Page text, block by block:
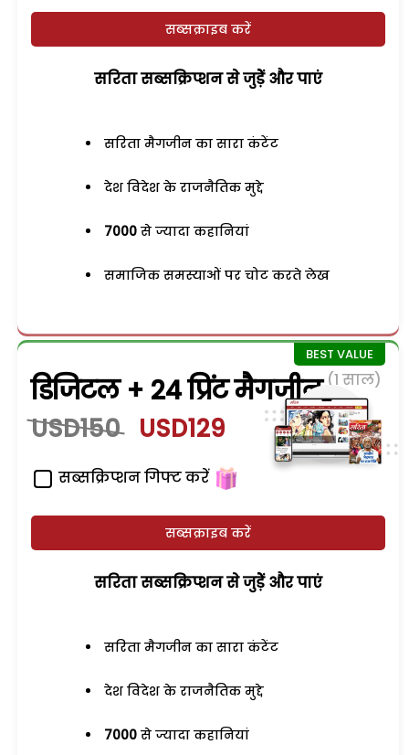
सब्सक्राइब करें
सरिता सब्सक्रिप्शन से जुड़ेें और पाएं
सरिता मैगजीन का सारा कंटेंट
देश विदेश के राजनैतिक मुद्दे
7000 से ज्यादा कहानियां
समाजिक समस्याओं पर चोट करते लेख
डिजिटल + 24 प्रिंट मैगजीन (1 साल)
USD150 USD129
सब्सक्रिप्शन गिफ्ट करें
सब्सक्राइब करें
सरिता सब्सक्रिप्शन से जुड़ेें और पाएं
सरिता मैगजीन का सारा कंटेंट
देश विदेश के राजनैतिक मुद्दे
7000 से ज्यादा कहानियां